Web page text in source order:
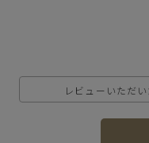
S(22.5-23.0cm)
レビューいただい